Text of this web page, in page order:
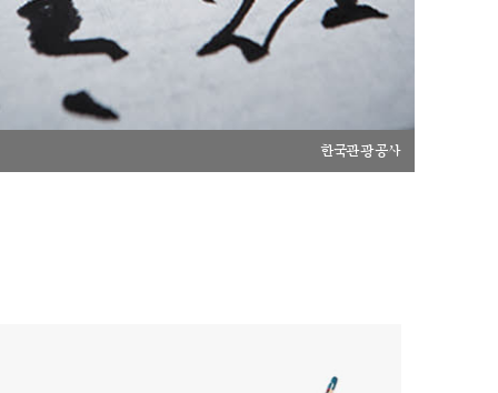
한국관광공사